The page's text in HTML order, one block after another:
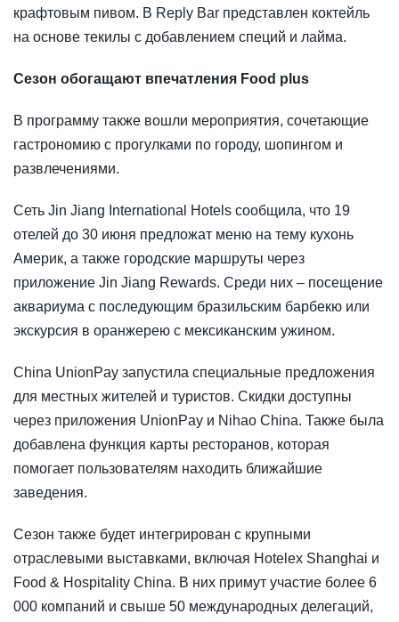
крафтовым пивом. В Reply Bar представлен коктейль
на основе текилы с добавлением специй и лайма.
Сезон обогащают впечатления Food plus
В программу также вошли мероприятия, сочетающие
гастрономию с прогулками по городу, шопингом и
развлечениями.
Сеть Jin Jiang International Hotels сообщила, что 19
отелей до 30 июня предложат меню на тему кухонь
Америк, а также городские маршруты через
приложение Jin Jiang Rewards. Среди них – посещение
аквариума с последующим бразильским барбекю или
экскурсия в оранжерею с мексиканским ужином.
China UnionPay запустила специальные предложения
для местных жителей и туристов. Скидки доступны
через приложения UnionPay и Nihao China. Также была
добавлена функция карты ресторанов, которая
помогает пользователям находить ближайшие
заведения.
Сезон также будет интегрирован с крупными
отраслевыми выставками, включая Hotelex Shanghai и
Food & Hospitality China. В них примут участие более 6
000 компаний и свыше 50 международных делегаций,